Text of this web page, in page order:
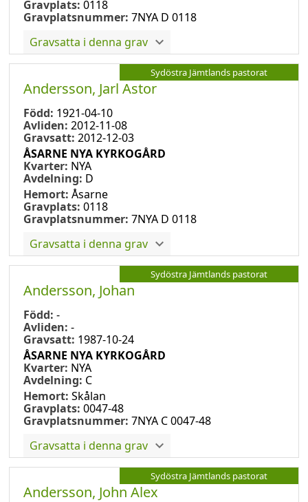
Gravplats: 0118
Gravplatsnummer: 7NYA D 0118
Gravsatta i denna grav
Sydöstra Jämtlands pastorat
Andersson, Jarl Astor
Född: 1921-04-10
Avliden: 2012-11-08
Gravsatt: 2012-12-03
ÅSARNE NYA KYRKOGÅRD
Kvarter: NYA
Avdelning: D
Hemort: Åsarne
Gravplats: 0118
Gravplatsnummer: 7NYA D 0118
Gravsatta i denna grav
Sydöstra Jämtlands pastorat
Andersson, Johan
Född: -
Avliden: -
Gravsatt: 1987-10-24
ÅSARNE NYA KYRKOGÅRD
Kvarter: NYA
Avdelning: C
Hemort: Skålan
Gravplats: 0047-48
Gravplatsnummer: 7NYA C 0047-48
Gravsatta i denna grav
Sydöstra Jämtlands pastorat
Andersson, John Alex